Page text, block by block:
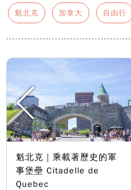
魁北克 加拿大 自由行
魁北克｜乘載著歷史的軍
事堡壘 Citadelle de
Quebec